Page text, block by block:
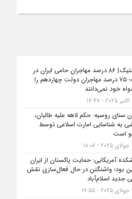
شناختیک| ۸۶ درصد مهاجران حامی ایران در
جنگ؛ ۷۵ درصد مهاجران دولت چهاردهم را
خود نمی‌دانند
سنای روسیه: حکم لاهه علیه طالبان،
به شناسایی امارت اسلامی توسط
است
آمریکایی: حمایت پاکستان از ایران
بود؛ واشنگتن در حال فعال‌سازی نقش
جدید اسلام‌آباد